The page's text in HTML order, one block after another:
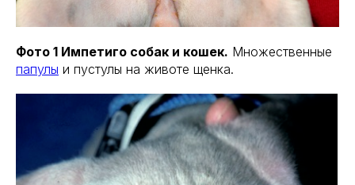
Фото 1 Импетиго собак и кошек. Множественные
папулы и пустулы на животе щенка.